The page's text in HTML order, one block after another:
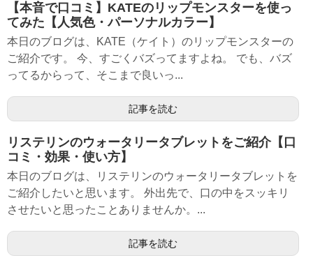
【本音で口コミ】KATEのリップモンスターを使っ
てみた【人気色・パーソナルカラー】
本日のブログは、KATE（ケイト）のリップモンスターの
ご紹介です。 今、すごくバズってますよね。 でも、バズ
ってるからって、そこまで良いっ...
記事を読む
リステリンのウォータリータブレットをご紹介【口
コミ・効果・使い方】
本日のブログは、リステリンのウォータリータブレットを
ご紹介したいと思います。 外出先で、口の中をスッキリ
させたいと思ったことありませんか。...
記事を読む